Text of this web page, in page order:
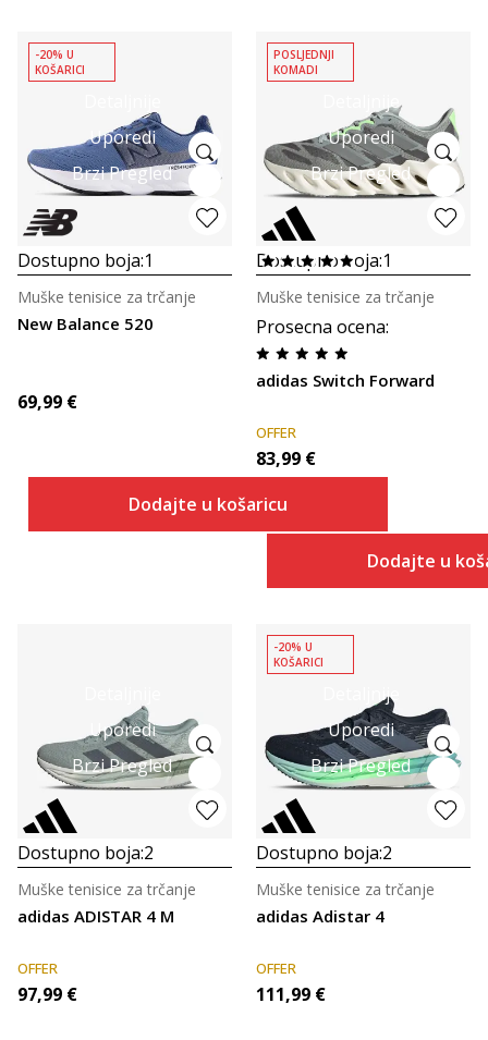
Uporedi
Brzi Pregled
-20% U
KOŠARICI
Dostupno boja:1
New Balance 520
Muške tenisice za trčanje
69,99 €
Dodajte u košaricu
Detaljnije
Uporedi
Brzi Pregled
POSLJEDNJI
KOMADI
Dostupno boja:1
Prosecna ocena:
adidas Switch Forward
Muške tenisice za trčanje
OFFER
83,99 €
Dodajte u
Uporedi
Brzi Pregled
Dostupno boja:2
adidas ADISTAR 4 M
Muške tenisice za trčanje
OFFER
97,99 €
Detaljnije
Uporedi
Brzi Pregled
-20% U
KOŠARICI
Dostupno boja:2
adidas Adistar 4
Muške tenisice za trčanje
OFFER
111,99 €